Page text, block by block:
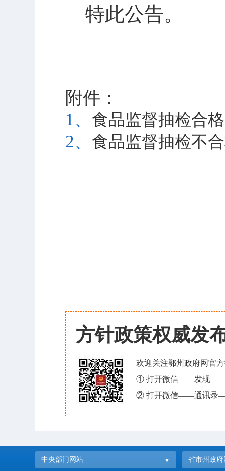
特此公告。
附件：
1、 食品监督抽检合
2、 食品监督抽检不
方针政策权威发
欢迎关注鄂州政府网官
① 打开微信——发现——
② 打开微信——通讯录
中央部门网站 省市州政府